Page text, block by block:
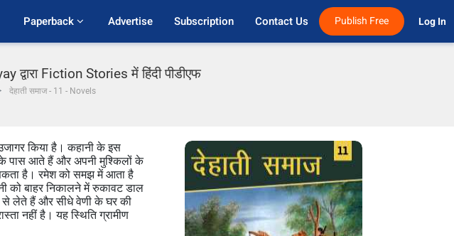
Paperback Advertise Subscription Contact Us Publish Free Log In
Fiction Stories में हिंदी पीडीएफ
देहाती समाज - 11 - Novels
किया है। कहानी के इस
के पास आते हैं और अपनी मुश्किलों के
है। रमेश को समझ में आता है
को बाहर निकालने में रुकावट डाल
से लेते हैं और सीधे वेणी के घर की
नहीं है। यह स्थिति ग्रामीण